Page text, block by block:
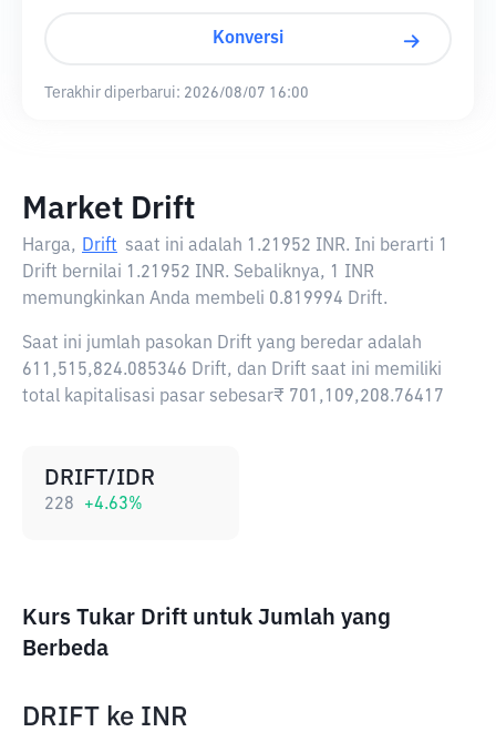
Konversi
Terakhir diperbarui: 2026/08/07 16:00
Market Drift
Harga, Drift saat ini adalah 1.21952 INR. Ini berarti 1
Drift bernilai 1.21952 INR. Sebaliknya, 1 INR
memungkinkan Anda membeli 0.819994 Drift.
Saat ini jumlah pasokan Drift yang beredar adalah
611,515,824.085346 Drift, dan Drift saat ini memiliki
total kapitalisasi pasar sebesar₹ 701,109,208.76417
DRIFT/IDR
228 +4.63%
Kurs Tukar Drift untuk Jumlah yang
Berbeda
DRIFT ke INR